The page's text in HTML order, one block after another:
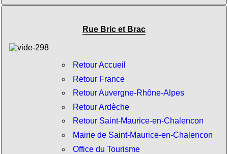
Rue Bric et Brac
Retour Accueil
Retour France
Retour Auvergne-Rhône-Alpes
Retour Ardèche
Retour Saint-Maurice-en-Chalencon
Mairie de Saint-Maurice-en-Chalencon
Office du Tourisme